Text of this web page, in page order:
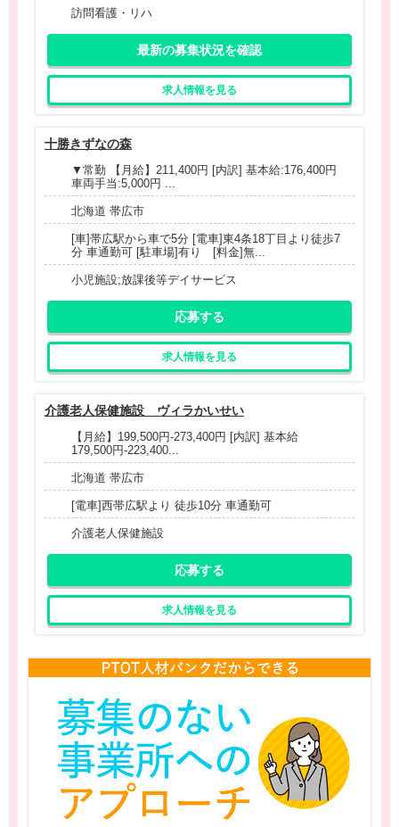
訪問看護・リハ
最新の募集状況を確認
求人情報を見る
十勝きずなの森
▼常勤 【月給】211,400円 [内訳] 基本給:176,400円
車両手当:5,000円 ...
北海道 帯広市
[車]帯広駅から車で5分 [電車]東4条18丁目より徒歩7
分 車通勤可 [駐車場]有り [料金]無...
小児施設;放課後等デイサービス
応募する
求人情報を見る
介護老人保健施設 ヴィラかいせい
【月給】199,500円-273,400円 [内訳] 基本給
179,500円-223,400...
北海道 帯広市
[電車]西帯広駅より 徒歩10分 車通勤可
介護老人保健施設
応募する
求人情報を見る